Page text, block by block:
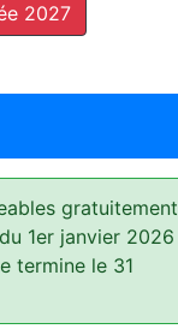
2027
gratuitement
1er janvier 2026
termine le 31